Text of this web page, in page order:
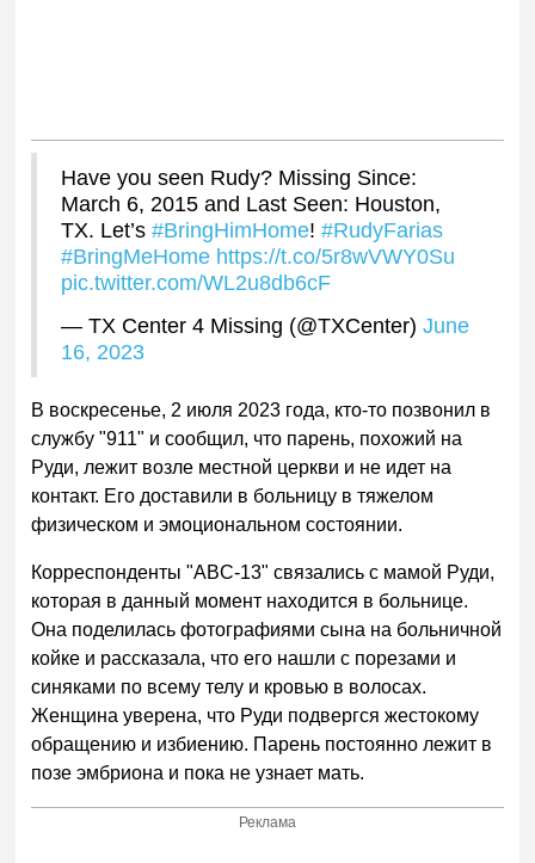
Have you seen Rudy? Missing Since:
March 6, 2015 and Last Seen: Houston,
TX. Let’s#BringHimHome!#RudyFarias
#BringMeHome https://t.co/5r8wVWY0Su
pic.twitter.com/WL2u8db6cF
— TX Center 4 Missing (@TXCenter)June
16, 2023
В воскресенье, 2 июля 2023 года, кто-то позвонил в
службу "911" и сообщил, что парень, похожий на
Руди, лежит возле местной церкви и не идет на
контакт. Его доставили в больницу в тяжелом
физическом и эмоциональном состоянии.
Корреспонденты "ABC-13" связались с мамой Руди,
которая в данный момент находится в больнице.
Она поделилась фотографиями сына на больничной
койке и рассказала, что его нашли с порезами и
синяками по всему телу и кровью в волосах.
Женщина уверена, что Руди подвергся жестокому
обращению и избиению. Парень постоянно лежит в
позе эмбриона и пока не узнает мать.
Реклама